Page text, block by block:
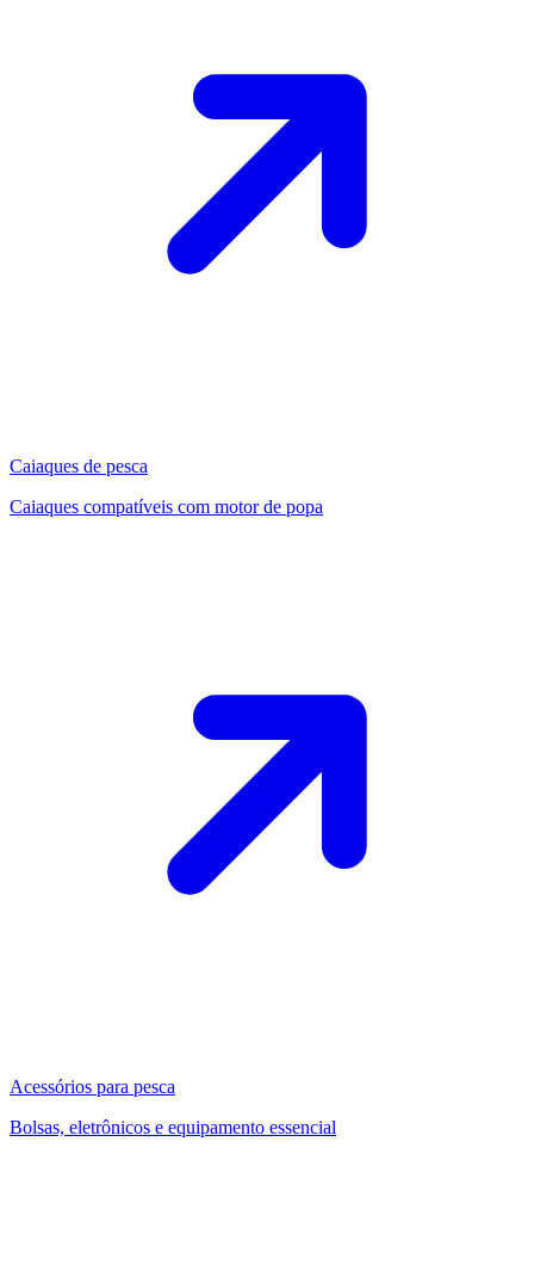
Caiaques de pesca
Caiaques compatíveis com motor de popa
Acessórios para pesca
Bolsas, eletrônicos e equipamento essencial